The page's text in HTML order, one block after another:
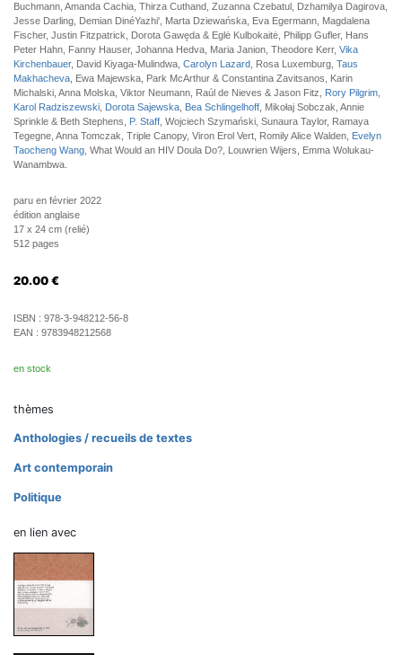
Buchmann, Amanda Cachia, Thirza Cuthand, Zuzanna Czebatul, Dzhamilya Dagirova,
Jesse Darling, Demian DinéYazhi', Marta Dziewańska, Eva Egermann, Magdalena
Fischer, Justin Fitzpatrick, Dorota Gawęda & Eglė Kulbokaitė, Philipp Gufler, Hans
Peter Hahn, Fanny Hauser, Johanna Hedva, Maria Janion, Theodore Kerr, Vika
Kirchenbauer, David Kiyaga-Mulindwa, Carolyn Lazard , Rosa Luxemburg, Taus
Makhacheva , Ewa Majewska, Park McArthur & Constantina Zavitsanos, Karin
Michalski, Anna Molska, Viktor Neumann, Raúl de Nieves & Jason Fitz, Rory Pilgrim
Karol Radziszewski Dorota Sajewska Bea Schlingelhoff , Mikołaj Sobczak, Annie
Sprinkle & Beth Stephens, P. Staff , Wojciech Szymański, Sunaura Taylor, Ramaya
Tegegne, Anna Tomczak, Triple Canopy, Viron Erol Vert, Romily Alice Walden, Evelyn
Taocheng Wang , What Would an HIV Doula Do?, Louwrien Wijers, Emma Wolukau-
Wanambwa.
paru en février 2022
édition anglaise
17 x 24 cm (relié)
512 pages
20.00 €
ISBN : 978-3-948212-56-8
EAN : 9783948212568
en stock
thèmes
Anthologies / recueils de textes
Art contemporain
Politique
en lien avec